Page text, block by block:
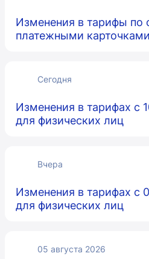
Изменения в тарифы по
платежными
Сегодня
Изменения в тарифах с
для физических лиц
Вчера
Изменения в тарифах с
для физических лиц
05 августа 2026